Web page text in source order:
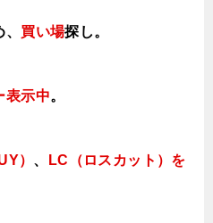
買い場探し。
表示中。
） 、
LC（ロスカット）を